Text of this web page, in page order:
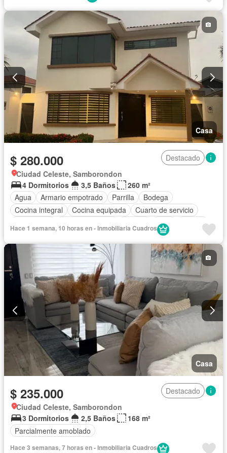
Casa
$ 280.000
Destacado
Ciudad Celeste, Samborondon
4 Dormitorios
3,5 Baños
260 m²
Agua
Armario empotrado Parrilla
Bodega
Cocina integral
Cocina equipada
Cuarto de servicio
Patio
Piscina
Hace 1 semana, 10 horas en - Inmobiliaria Cuadros
Casa
$ 235.000
Destacado
Ciudad Celeste, Samborondon
3 Dormitorios
2,5 Baños
168 m²
Parcialmente amoblado
Hace 3 semanas, 7 horas en - Inmobiliaria Cuadros